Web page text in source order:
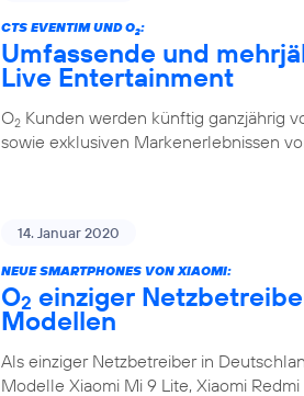
CTS EVENTIM UND O2:
Umfassende und
Live Entertainment
O2 Kunden werden künftig ganzjährig
sowie exklusiven Markenerlebnissen
14. Januar 2020
NEUE SMARTPHONES VON XIAOMI:
O2 einziger
Modellen
Als einziger Netzbetreiber in
Modelle Xiaomi Mi 9 Lite, Xiaomi